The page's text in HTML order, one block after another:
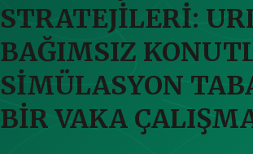
STRATEJİLERİ:
BAĞIMSIZ
SİMÜLASYON
BİR VAKA